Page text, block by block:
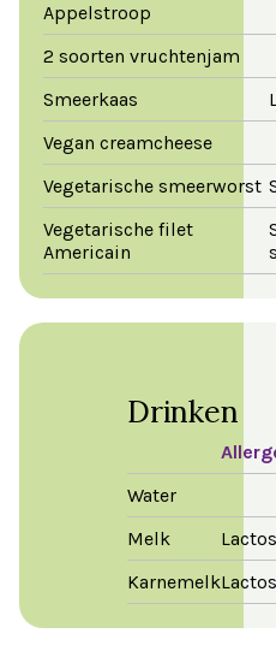
Appelstroop
2 soorten vruchtenjam
Smeerkaas
Vegan creamcheese
Vegetarische smeerworst
Vegetarische filet
Americain
Drinken
Water
Melk
Karnemelk